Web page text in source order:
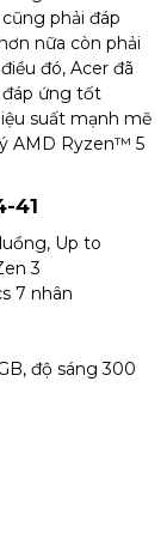
phải đáp
nữa còn phải
đó, Acer đã
đáp ứng tốt
suất mạnh mẽ
AMD Ryzen™ 5
41
Up to
3
7 nhân
độ sáng 300